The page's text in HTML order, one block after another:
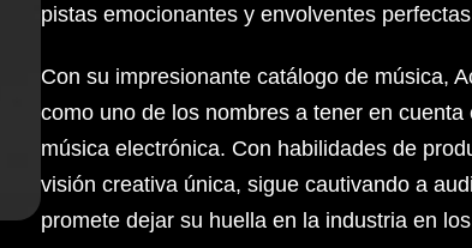
pistas emocionantes y envolventes
Con su impresionante catálogo de música,
como uno de los nombres a tener en cuenta
música electrónica. Con habilidades de
visión creativa única, sigue cautivando a
promete dejar su huella en la industria en